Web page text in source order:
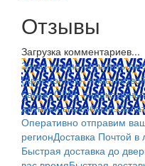
Отзывы
Загрузка комментариев...
Заказ можно оплатить
(Красноярск);
банка; QIWI,
другими способами.
Оперативно отправим
регионДоставка Почтой
Быстрая доставка до